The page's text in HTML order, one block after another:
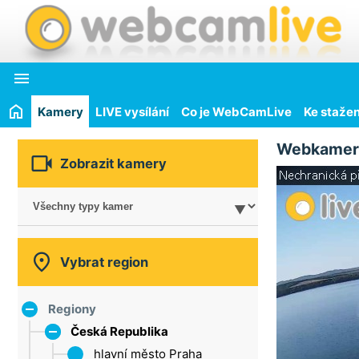

Kamery LIVE vysílání Co je WebCamLive Ke
 Zobrazit kamery
 Vybrat region
Regiony
Česká Republika
hlavní město Praha